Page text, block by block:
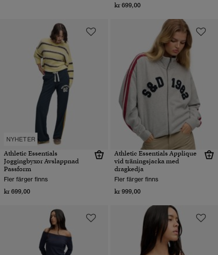
kr 699,00
NYHETER
Athletic Essentials
Joggingbyxor Avslappnad
Passform
Fler färger finns
kr 699,00
Athletic Essentials Applique
vid träningsjacka med
dragkedja
Fler färger finns
kr 999,00